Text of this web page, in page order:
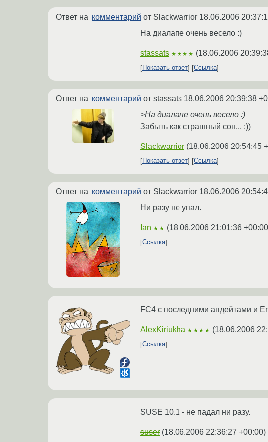
Ответ на: комментарий от Slackwarrior 18.06.2006
На диалапе очень весело :)
stassats ★★★★ (18.06.2006
Показать ответ Ссылка
Ответ на: комментарий от stassats 18.06.2006 20:39:38
>На диалапе очень весело :)
Забыть как страшный сон... :))
Slackwarrior (18.06.2006 20:54:45
Показать ответ Ссылка
Ответ на: комментарий от Slackwarrior 18.06.2006
Ни разу не упал.
Ian ★★ (18.06.2006 21:01:36 +00:00
Ссылка
FC4 с последними апдейтами и
AlexKiriukha ★★★★ (18.06.2006
Ссылка
SUSE 10.1 - не падал ни разу.
suser (18.06.2006 22:36:27 +00:00)